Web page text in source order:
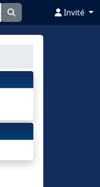
Invité